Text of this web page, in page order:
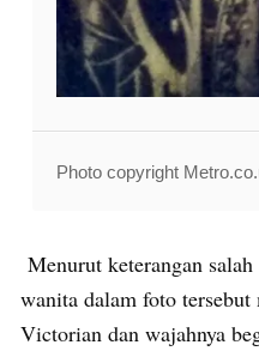
Photo copyright
Menurut keterangan
wanita dalam foto tersebut
Victorian dan wajahnya